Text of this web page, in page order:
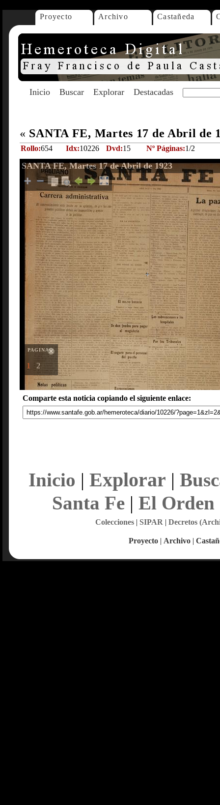
Proyecto Archivo Castañeda
Inicio Buscar Explorar Destacadas
« SANTA FE, Martes 17 de Abril de
Rollo:654 Idx:10226 Dvd:15 Nº Páginas:1/2
SANTA FE, Martes 17 de Abril de 1923
PAGINAS
1 2
Comparte esta noticia copiando el siguiente enlace:
Inicio | Explorar |
Santa Fe| El Orden
Colecciones| SIPAR | Decretos
Proyecto | Archivo |